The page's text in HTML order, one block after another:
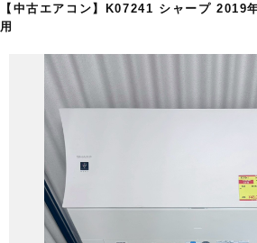
【中古エアコン】K07241 シャープ 2019
用